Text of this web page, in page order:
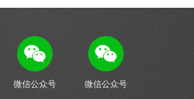
微信公众号 微信公众号